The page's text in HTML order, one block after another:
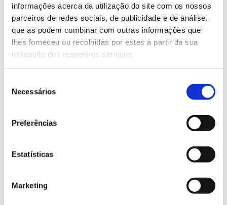
informações acerca da utilização do site com os nossos
parceiros de redes sociais, de publicidade e de análise,
que as podem combinar com outras informações que
lhes forneceu ou recolhidas por estes a partir da sua
utilização dos respetivos serviços.
Necessários
Preferências
Estatísticas
Marketing
13.07.2026
Genoma do priolo e de outras espécies em risco:
conhecer para conservar
Registar galhas de Trichi em acácia-das-espigas:
25.06.2026